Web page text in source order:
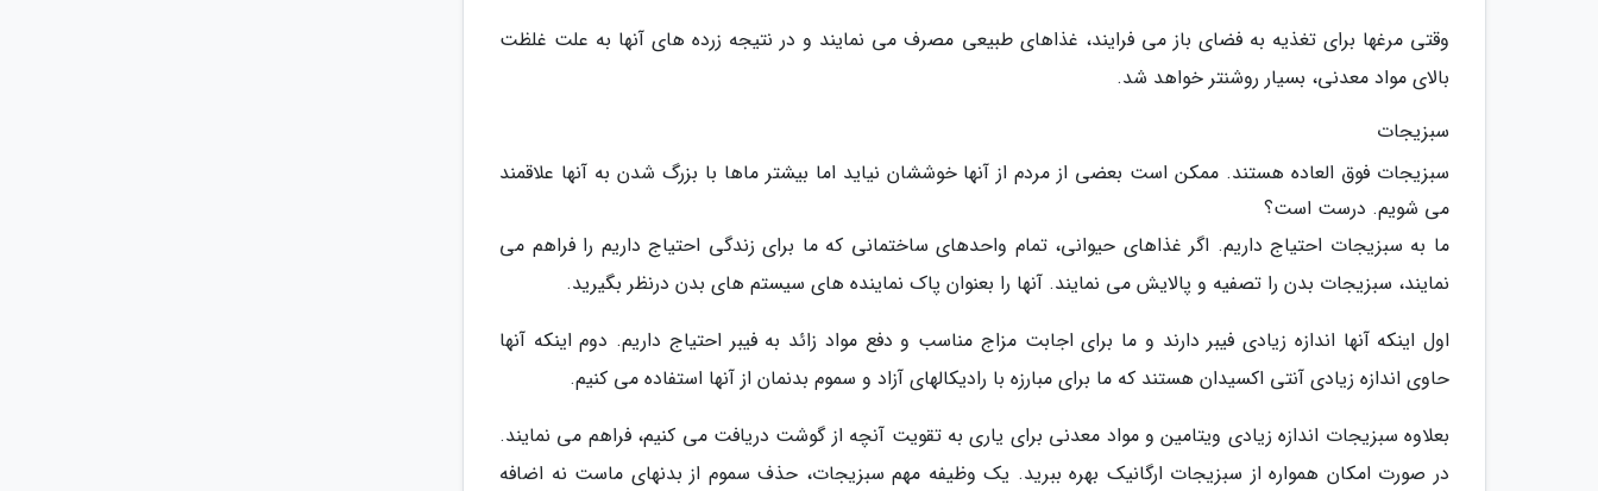
وقتی مرغها برای تغذیه به فضای باز می فرایند، غذاهای طبیعی مصرف می نمایند و در نتیجه زرده های آنها به علت غلظت
بالای مواد معدنی، بسیار روشنتر خواهد شد.
سبزیجات
سبزیجات فوق العاده هستند. ممکن است بعضی از مردم از آنها خوششان نیاید اما بیشتر ماها با بزرگ شدن به آنها علاقمند
می شویم. درست است؟
ما به سبزیجات احتیاج داریم. اگر غذاهای حیوانی، تمام واحدهای ساختمانی که ما برای زندگی احتیاج داریم را فراهم می
نمایند، سبزیجات بدن را تصفیه و پالایش می نمایند. آنها را بعنوان پاک نماینده های سیستم های بدن درنظر بگیرید.
اول اینکه آنها اندازه زیادی فیبر دارند و ما برای اجابت مزاج مناسب و دفع مواد زائد به فیبر احتیاج داریم. دوم اینکه آنها
حاوی اندازه زیادی آنتی اکسیدان هستند که ما برای مبارزه با رادیکالهای آزاد و سموم بدنمان از آنها استفاده می کنیم.
بعلاوه سبزیجات اندازه زیادی ویتامین و مواد معدنی برای یاری به تقویت آنچه از گوشت دریافت می کنیم، فراهم می نمایند.
در صورت امکان همواره از سبزیجات ارگانیک بهره ببرید. یک وظیفه مهم سبزیجات، حذف سموم از بدنهای ماست نه اضافه